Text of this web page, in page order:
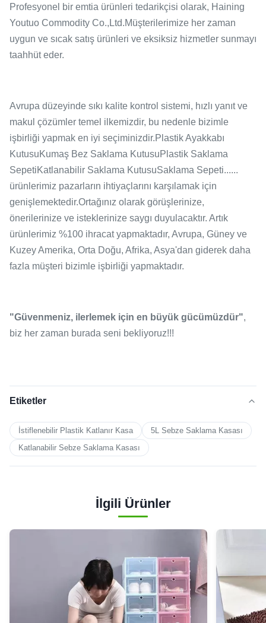
Profesyonel bir emtia ürünleri tedarikçisi olarak, Haining
Youtuo Commodity Co.,Ltd.Müşterilerimize her zaman
uygun ve sıcak satış ürünleri ve eksiksiz hizmetler sunmayı
taahhüt eder.
Avrupa düzeyinde sıkı kalite kontrol sistemi, hızlı yanıt ve
makul çözümler temel ilkemizdir, bu nedenle bizimle
işbirliği yapmak en iyi seçiminizdir.Plastik Ayakkabı
KutusuKumaş Bez Saklama KutusuPlastik Saklama
SepetiKatlanabilir Saklama KutusuSaklama Sepeti......
ürünlerimiz pazarların ihtiyaçlarını karşılamak için
genişlemektedir.Ortağınız olarak görüşlerinize,
önerilerinize ve isteklerinize saygı duyulacaktır. Artık
ürünlerimiz %100 ihracat yapmaktadır, Avrupa, Güney ve
Kuzey Amerika, Orta Doğu, Afrika, Asya'dan giderek daha
fazla müşteri bizimle işbirliği yapmaktadır.
"Güvenmeniz, ilerlemek için en büyük gücümüzdür",
biz her zaman burada seni bekliyoruz!!!
Etiketler
İstiflenebilir Plastik Katlanır Kasa
5L Sebze Saklama Kasası
Katlanabilir Sebze Saklama Kasası
İlgili Ürünler